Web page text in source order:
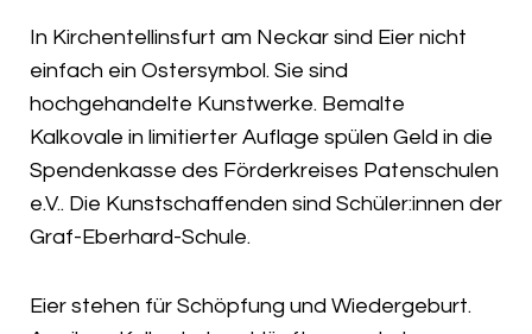
In Kirchentellinsfurt am Neckar sind Eier nicht
einfach ein Ostersymbol. Sie sind
hochgehandelte Kunstwerke. Bemalte
Kalkovale in limitierter Auflage spülen Geld in die
Spendenkasse des Förderkreises Patenschulen
e.V.. Die Kunstschaffenden sind Schüler:innen der
Graf-Eberhard-Schule.
Eier stehen für Schöpfung und Wiedergeburt.